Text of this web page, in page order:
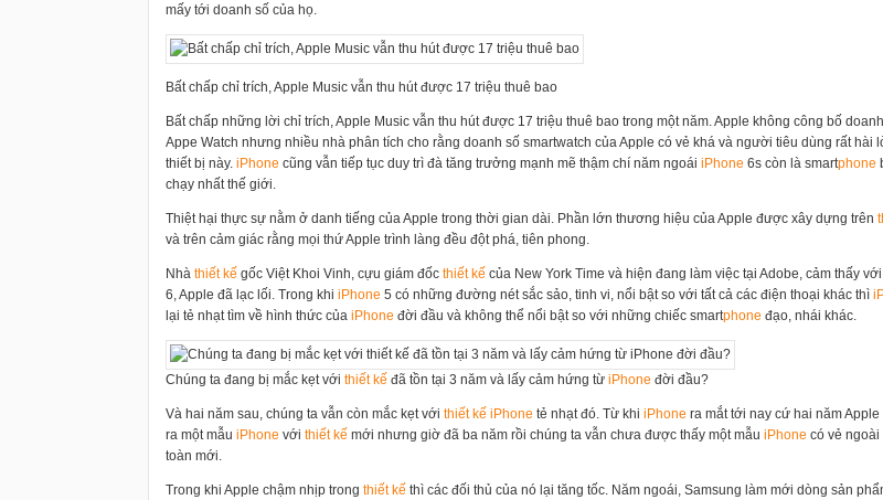
mấy tới doanh số của họ.
Bất chấp chỉ trích, Apple Music vẫn thu hút được 17 triệu thuê bao
Bất chấp những lời chỉ trích, Apple Music vẫn thu hút được 17 triệu thuê bao trong một năm. Apple không công bố
Appe Watch nhưng nhiều nhà phân tích cho rằng doanh số smartwatch của Apple có vẻ khá và người tiêu dùng rất hài
thiết bị này. i Phone cũng vẫn tiếp tục duy trì đà tăng trưởng mạnh mẽ thậm chí năm ngoái i Phone 6s còn là smartphone
chạy nhất thế giới.
Thiệt hại thực sự nằm ở danh tiếng của Apple trong thời gian dài. Phần lớn thương hiệu của Apple được xây dựng trên
và trên cảm giác rằng mọi thứ Apple trình làng đều đột phá, tiên phong.
Nhà thiết kế gốc Việt Khoi Vinh, cựu giám đốc thiết kế của New York Time và hiện đang làm việc tại Adobe, cảm thấy với
6, Apple đã lạc lối. Trong khi i Phone 5 có những đường nét sắc sảo, tinh vi, nổi bật so với tất cả các điện thoại khác thì i
lại tẻ nhạt tìm về hình thức của i Phone đời đầu và không thể nổi bật so với những chiếc smartphone đạo, nhái khác.
Chúng ta đang bị mắc kẹt với thiết kế đã tồn tại 3 năm và lấy cảm hứng từ i Phone đời đầu?
Và hai năm sau, chúng ta vẫn còn mắc kẹt với thiết kế i Phone tẻ nhạt đó. Từ khi i Phone ra mắt tới nay cứ hai năm Apple
ra một mẫu i Phone với thiết kế mới nhưng giờ đã ba năm rồi chúng ta vẫn chưa được thấy một mẫu i Phone có vẻ ngoài
toàn mới.
Trong khi Apple chậm nhịp trong thiết kế thì các đối thủ của nó lại tăng tốc. Năm ngoái, Samsung làm mới dòng sản